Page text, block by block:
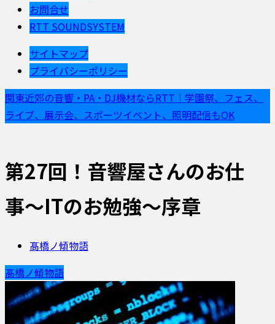
お問合せ
RTT SOUNDSYSTEM
サイトマップ
プライバシーポリシー
関東近郊の音響・PA・DJ機材ならRTT｜学園祭、フェス、
ライブ、展示会、スポーツイベント、照明配信もOK
第27回！音響屋さんのお仕
事〜ITのお勉強〜序章
髙橋ノ傾物語
髙橋ノ傾物語